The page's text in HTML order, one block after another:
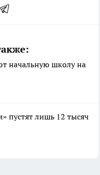
начальную школу на
пустят лишь 12 тысяч